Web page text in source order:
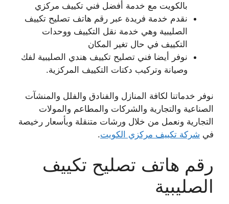
بالكويت مع خدمة أفضل فني تكييف مركزي
نقدم خدمة فريدة عبر رقم هاتف تصليح تكييف
الصليبية وهي خدمة نقل التكييف ووحدات
التكييف في حال تغير المكان
نوفر أيضا فني تصليح تكييف هندي الصليبية لفك
وصيانة وتركيب دكتات التكييف المركزية.
نوفر خدماتنا لكافة المنازل والفنادق والفلل والمنشآت
الصناعية والتجارية والشركات والمطاعم والمولات
التجارية ونعمل من خلال ورشات متنقلة وبأسعار رخيصة
في شركة تكييف مركزي الكويت.
رقم هاتف تصليح تكييف
الصليبية